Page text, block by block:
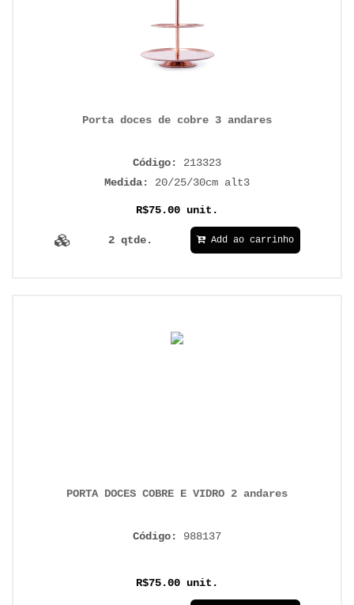
Porta doces de cobre 3 andares
Código: 213323
Medida: 20/25/30cm alt3
R$75.00 unit.
2 qtde. Add ao carrinho
PORTA DOCES COBRE E VIDRO 2 andares
Código: 988137
R$75.00 unit.